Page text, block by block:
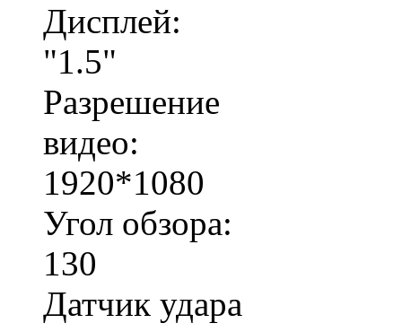
Дисплей:
"1.5"
Разрешение
видео:
1920*1080
Угол обзора:
130
Датчик удара